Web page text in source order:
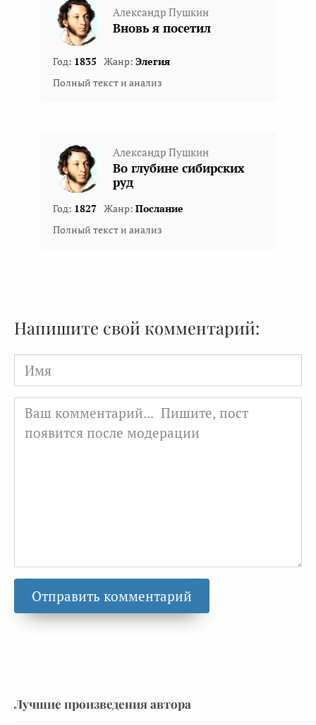
Александр Пушкин
Вновь я посетил
Год: 1835 Жанр: Элегия
Полный текст и анализ
Александр Пушкин
Во глубине сибирских
руд
Год: 1827 Жанр: Послание
Полный текст и анализ
Напишите свой комментарий:
Имя
Лучшие произведения автора